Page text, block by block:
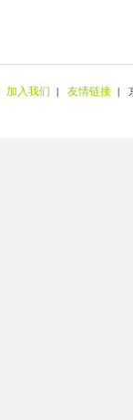
加入我们 | 友情链接 |